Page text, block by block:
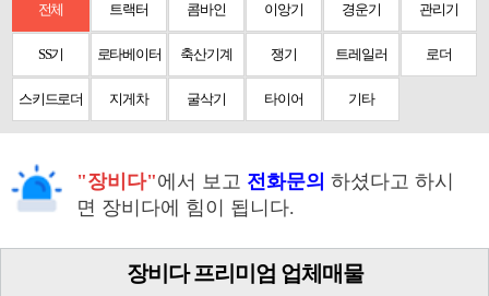
전체 트랙터 콤바인 이앙기 경운기 관리기
SS기 로타베이터 축산기계 쟁기 트레일러 로더
스키드로더 지게차 굴삭기 타이어 기타
"장비다"에서 보고 전화문의 하셨다고 하시
면 장비다에 힘이 됩니다.
장비다 프리미엄 업체매물